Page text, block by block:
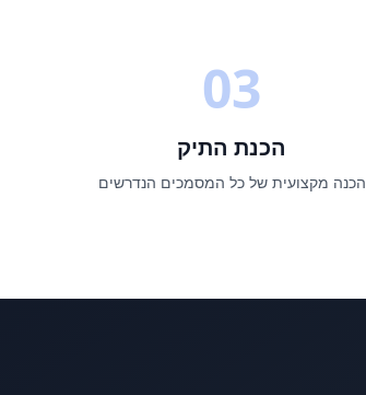
03
הכנת התיק
הכנה מקצועית של כל המסמכים הנדרשים